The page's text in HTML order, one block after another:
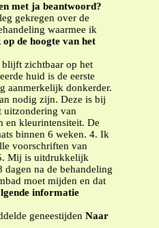
met ja beantwoord?
gekregen over de
waarmee ik
de hoogte van het
blijft zichtbaar op het
huid is de eerste
aanmerkelijk donkerder.
nodig zijn. Deze is bij
uitzondering van
en kleurintensiteit. De
binnen 6 weken. 4. Ik
voorschriften van
Mij is uitdrukkelijk
dagen na de behandeling
moet mijden en dat
informatie
geneestijden Naar